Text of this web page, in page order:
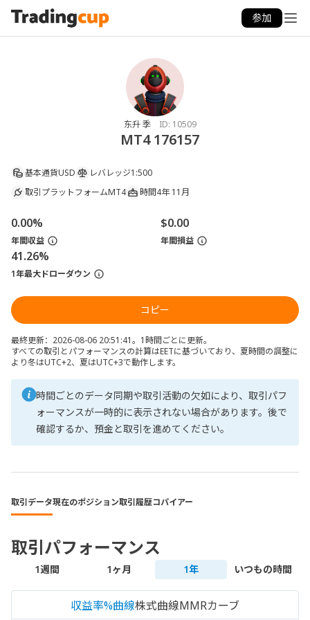
参加
东升 季 ID: 10509
MT4 176157
基本通貨USD レバレッジ1:500
取引プラットフォームMT4 時間4年 11月
0.00%
年間収益
$0.00
年間損益
41.26%
1年最大ドローダウン
コピー
最終更新：2026-08-06 20:51:41。1時間ごとに更新。
すべての取引とパフォーマンスの計算はEETに基づいており、夏時間の調整に
より冬はUTC+2、夏はUTC+3で動作します。
時間ごとのデータ同期や取引活動の欠如により、取引パフ
ォーマンスが一時的に表示されない場合があります。後で
確認するか、預金と取引を進めてください。
取引データ現在のポジション取引履歴コパイアー
取引パフォーマンス
1週間 1ヶ月 1年 いつもの時間
収益率%曲線株式曲線MMRカーブ